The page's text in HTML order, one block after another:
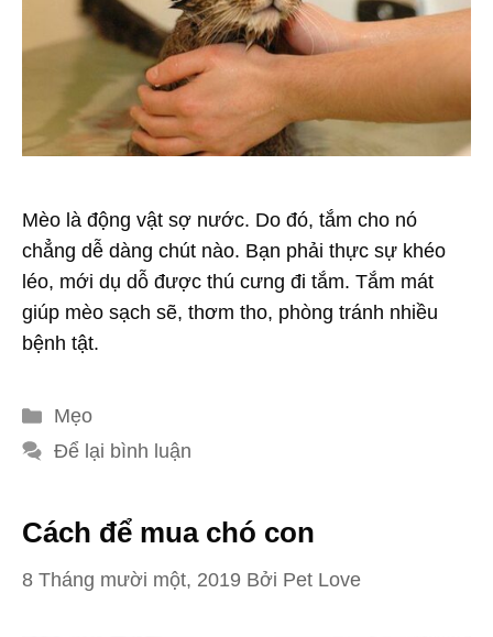
Mèo là động vật sợ nước. Do đó, tắm cho nó
chẳng dễ dàng chút nào. Bạn phải thực sự khéo
léo, mới dụ dỗ được thú cưng đi tắm. Tắm mát
giúp mèo sạch sẽ, thơm tho, phòng tránh nhiều
bệnh tật.
Danh
mục
Mẹo
Để lại bình luận
Cách để mua chó con
8 Tháng mười một, 2019 Bởi Pet Love